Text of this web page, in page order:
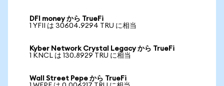
DFI money から TrueFi
1 YFII は 30604.9294 TRU に相当
Kyber Network Crystal Legacy から TrueFi
1 KNCL は 130.8929 TRU に相当
Wall Street Pepe から TrueFi